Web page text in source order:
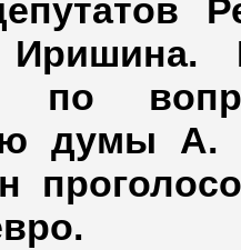
Иришина.
по
думы А.